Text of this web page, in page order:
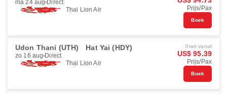
ma 24 aug Direct
Thai Lion Air
Prijs/Pax
Boek
Udon Thani (UTH) Hat Yai (HDY)
zo 16 aug Direct
Thai Lion Air
Start vanaf
US$ 95.39
Prijs/Pax
Boek